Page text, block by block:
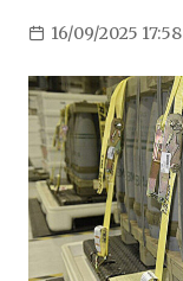
16/09/2025 17:58